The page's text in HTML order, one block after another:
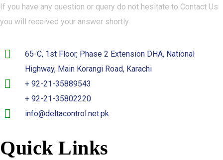
If you have any question or query do not hesitate to Contact Us
you will received your answer shortly.
65-C, 1st Floor, Phase 2 Extension DHA, National
Highway, Main Korangi Road, Karachi
+ 92-21-35889543
+ 92-21-35802220
info@deltacontrol.net.pk
Quick Links